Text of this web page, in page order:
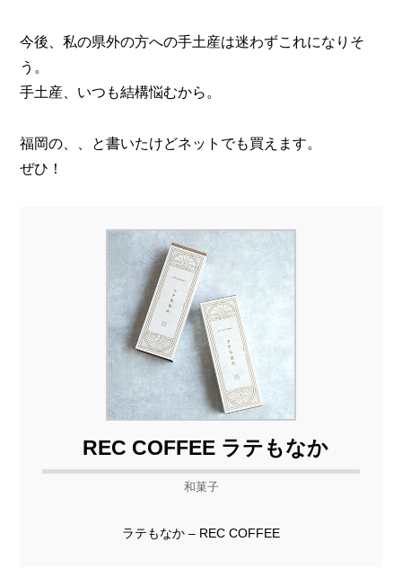
今後、私の県外の方への手土産は迷わずこれになりそ
う。
手土産、いつも結構悩むから。
福岡の、、と書いたけどネットでも買えます。
ぜひ！
REC COFFEE ラテもなか
和菓子
ラテもなか – REC COFFEE